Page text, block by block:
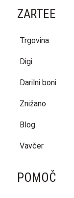
ZARTEE
Trgovina
Digi
Darilni boni
Znižano
Blog
Vavčer
POMOČ